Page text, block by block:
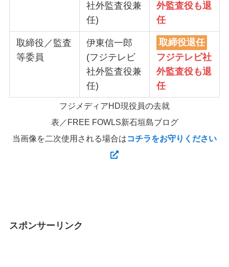
社外監査役兼
任)
外監査役も退
任
取締役／監査
等委員
伊東信一郎
(フジテレビ
社外監査役兼
任)
取締役退任
フジテレビ社
外監査役も退
任
フジメディアHD現役員の去就
表／FREE FOWLS新石垣島ブログ
当画像を二次使用される場合はコチラをお守りください
スポンサーリンク